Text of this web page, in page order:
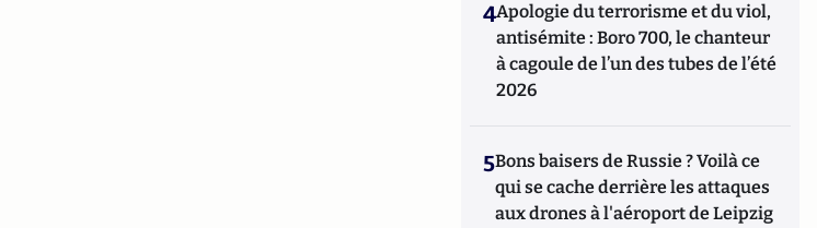
4Apologie du terrorisme et du viol,
antisémite : Boro 700, le chanteur
à cagoule de l’un des tubes de l’été
2026
5Bons baisers de Russie ? Voilà ce
qui se cache derrière les attaques
aux drones à l'aéroport de Leipzig